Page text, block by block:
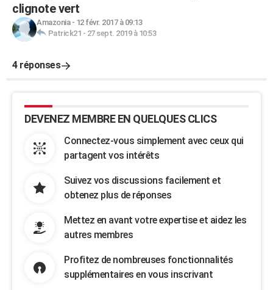
clignote vert
Amazonia- 12 févr. 2017 à 09:13
Patrick21 - 27 sept. 2019 à 10:53
4 réponses
DEVENEZ MEMBRE EN QUELQUES CLICS
Connectez-vous simplement avec ceux qui
partagent vos intérêts
Suivez vos discussions facilement et
obtenez plus de réponses
Mettez en avant votre expertise et aidez les
autres membres
Profitez de nombreuses fonctionnalités
supplémentaires en vous inscrivant